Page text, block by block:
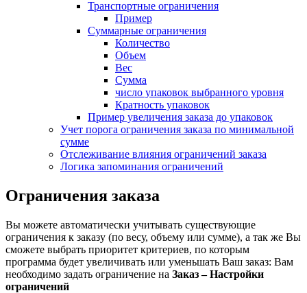
Транспортные ограничения
Пример
Суммарные ограничения
Количество
Объем
Вес
Сумма
число упаковок выбранного уровня
Кратность упаковок
Пример увеличения заказа до упаковок
Учет порога ограничения заказа по минимальной
сумме
Отслеживание влияния ограничений заказа
Логика запоминания ограничений
Ограничения заказа
Вы можете автоматически учитывать существующие
ограничения к заказу (по весу, объему или сумме), а так же Вы
сможете выбрать приоритет критериев, по которым
программа будет увеличивать или уменьшать Ваш заказ: Вам
необходимо задать ограничение на Заказ – Настройки
ограничений